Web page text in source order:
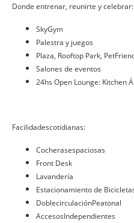
Donde entrenar, reunirte y celebrar:
SkyGym
Palestra y juegos
Plaza, Rooftop Park,
Salones de eventos
24hs Open Lounge: Kitchen
Facilidadescotidianas:
Cocherasespaciosas
Front Desk
Lavandería
Estacionamiento de
DoblecirculaciónPeatonal
AccesosIndependientes